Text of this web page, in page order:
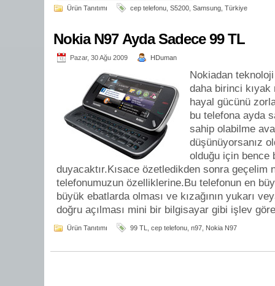
Ürün Tanıtımı cep telefonu S5200 Samsung Türkiye
Nokia N97 Ayda Sadece 99 TL
Pazar, 30 Ağu 2009 HDuman
Nokiadan
daha birinci
hayal gücünü
bu telefona ayda
sahip olabilme
düşünüyorsanız
olduğu için bence
duyacaktır.Kısace özetledikden sonra geçelim
telefonumuzun özelliklerine.Bu telefonun en
büyük ebatlarda olması ve kızağının yukarı
doğru açılması mini bir bilgisayar gibi işlev
Ürün Tanıtımı 99 TL cep telefonu n97 Nokia N97